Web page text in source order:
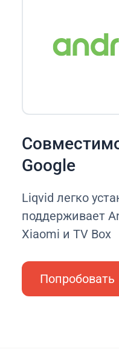
Google
Liqvid легко
поддерживает
Xiaomi и TV Box
Попробовать